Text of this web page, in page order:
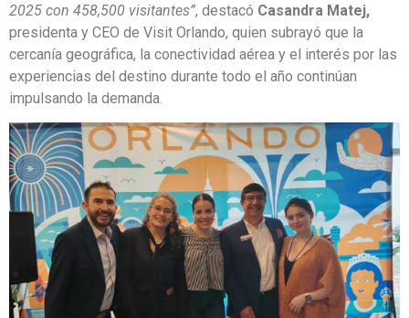
2025 con 458,500 visitantes”, destacó Casandra Matej,
presidenta y CEO de Visit Orlando, quien subrayó que la
cercanía geográfica, la conectividad aérea y el interés por las
experiencias del destino durante todo el año continúan
impulsando la demanda.